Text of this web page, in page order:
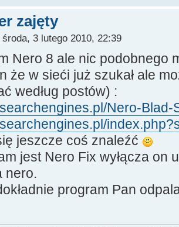
zajęty
3 lutego 2010, 22:39
Nero 8 ale nic podobnego
że w sieći już szukał ale
według postów) :
Nero-Blad-
jeszcze coś znaleźć
jest Nero Fix wyłącza on
nero.
program Pan